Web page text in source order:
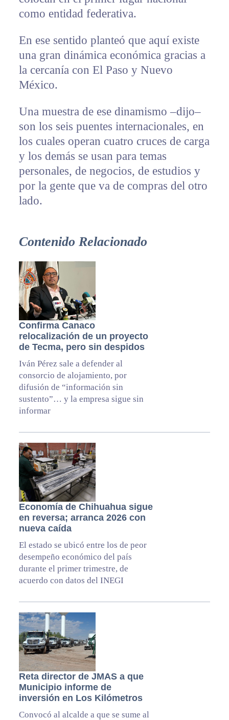
como entidad federativa.
En ese sentido planteó que aquí existe
una gran dinámica económica gracias a
la cercanía con El Paso y Nuevo
México.
Una muestra de ese dinamismo –dijo–
son los seis puentes internacionales, en
los cuales operan cuatro cruces de carga
y los demás se usan para temas
personales, de negocios, de estudios y
por la gente que va de compras del otro
lado.
Contenido Relacionado
Confirma Canaco
relocalización de un proyecto
de Tecma, pero sin despidos
Iván Pérez sale a defender al
consorcio de alojamiento, por
difusión de “información sin
sustento”… y la empresa sigue sin
informar
Economía de Chihuahua sigue
en reversa; arranca 2026 con
nueva caída
El estado se ubicó entre los de peor
desempeño económico del país
durante el primer trimestre, de
acuerdo con datos del INEGI
Reta director de JMAS a que
Municipio informe de
inversión en Los Kilómetros
Convocó al alcalde a que se sume al